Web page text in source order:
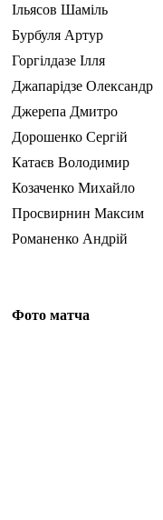
Ільясов Шаміль
Бурбуля Артур
Горгілдазе Ілля
Джапарідзе Олександр
Джерепа Дмитро
Дорошенко Сергій
Катаєв Володимир
Козаченко Михайло
Просвирнин Максим
Романенко Андрій
Фото матча